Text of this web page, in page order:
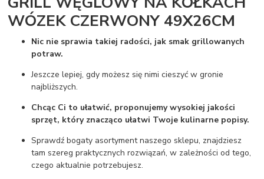
WÓZEK CZERWONY 49X26CM
Nic nie sprawia takiej radości, jak smak grillowanych
potraw.
Jeszcze lepiej, gdy możesz się nimi cieszyć w gronie
najbliższych.
Chcąc Ci to ułatwić, proponujemy wysokiej jakości
sprzęt, który znacząco ułatwi Twoje kulinarne popisy.
Sprawdź bogaty asortyment naszego sklepu, znajdziesz
tam szereg praktycznych rozwiązań, w zależności od tego,
czego aktualnie potrzebujesz.